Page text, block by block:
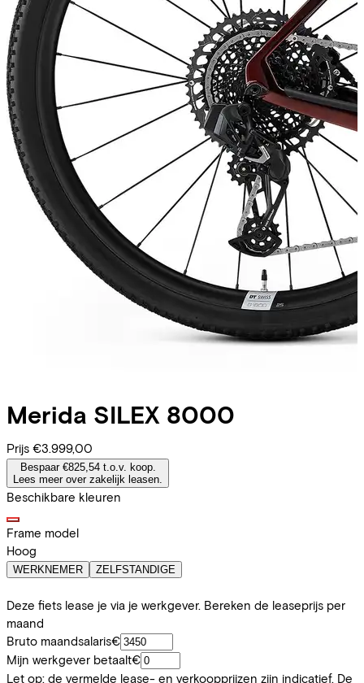
Merida SILEX 8000
Prijs €3.999,00
Bespaar €825,54 t.o.v. koop.
Lees meer over zakelijk leasen.
Beschikbare kleuren
Frame model
Hoog
WERKNEMER ZELFSTANDIGE
Deze fiets lease je via je werkgever. Bereken de leaseprijs per
maand
Bruto maandsalaris€
Mijn werkgever betaalt€
Let op: de vermelde lease- en verkoopprijzen zijn indicatief. De